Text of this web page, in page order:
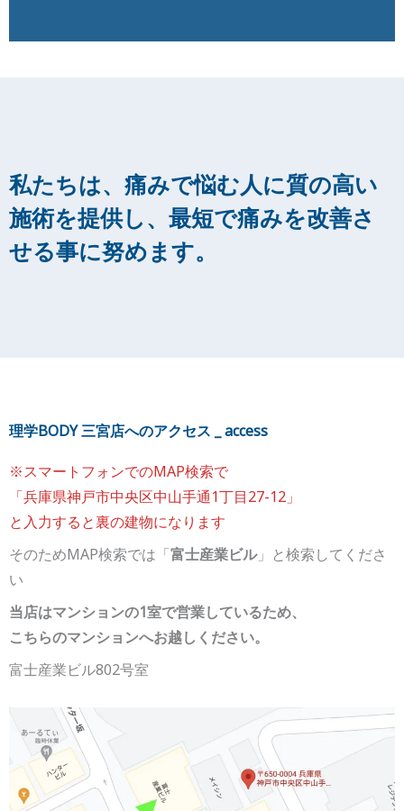
私たちは、痛みで悩む人に質の高い
施術を提供し、最短で痛みを改善さ
せる事に努めます。
理学BODY 三宮店へのアクセス _ access
※スマートフォンでのMAP検索で
「兵庫県神戸市中央区中山手通1丁目27-12」
と入力すると裏の建物になります
そのためMAP検索では「富士産業ビル」と検索してくださ
い
当店はマンションの1室で営業しているため、
こちらのマンションへお越しください。
富士産業ビル802号室